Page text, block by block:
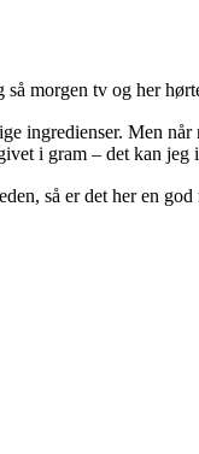
så morgen tv og her
Men når
i gram – det kan
så er det her en god